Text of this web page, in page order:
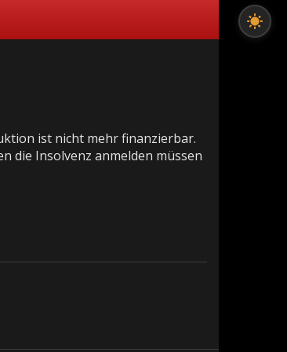
ist nicht mehr finanzierbar.
die Insolvenz anmelden müssen